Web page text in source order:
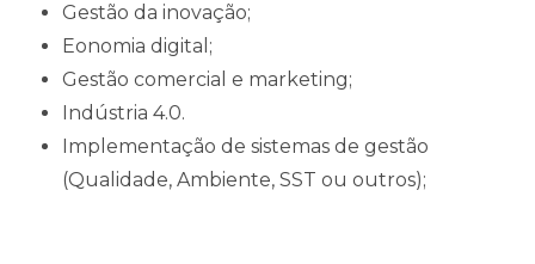
Gestão da inovação;
Eonomia digital;
Gestão comercial e marketing;
Indústria 4.0.
Implementação de sistemas de gestão
(Qualidade, Ambiente, SST ou outros);